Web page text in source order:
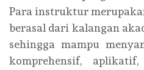
Para instruktur
berasal dari kalangan
sehingga mampu
komprehensif,